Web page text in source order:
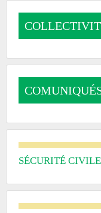
SÉCURITÉ CIVILE